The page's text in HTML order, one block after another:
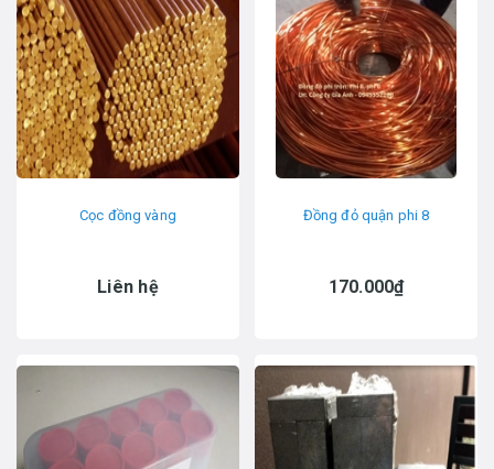
Cọc đồng vàng
Liên hệ
Đồng đỏ quận phi 8
170.000₫